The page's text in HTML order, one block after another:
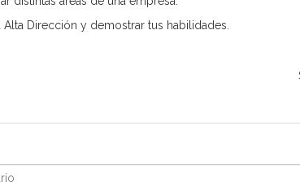
Dirección y demostrar tus habilidades.